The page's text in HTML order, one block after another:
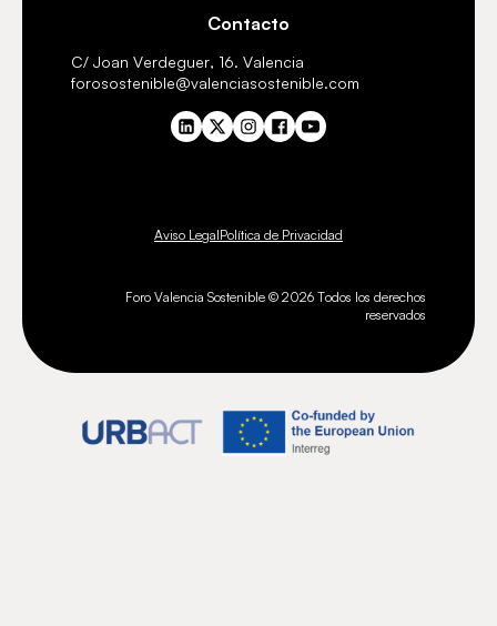
Contacto
C/ Joan Verdeguer, 16. Valencia
forosostenible@valenciasostenible.com
Aviso LegalPolítica de Privacidad
Foro Valencia Sostenible © 2026 Todos los derechos
reservados